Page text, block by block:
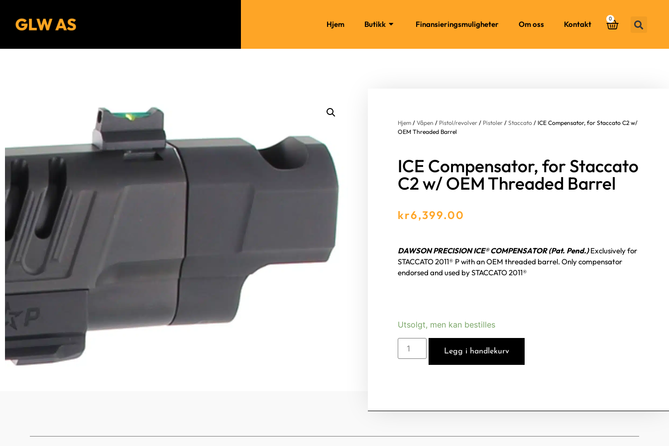
Hjem Butikk Finansieringsmuligheter Om oss Kontakt
0
Hjem /Våpen / Pistol/revolver / Pistoler /Staccato / ICE Compensator, for Staccato C2 w/
OEM Threaded Barrel
ICE Compensator, for Staccato
C2 w/ OEM Threaded Barrel
kr6,399.00
DAWSON PRECISION ICE® COMPENSATOR (Pat. Pend.)Exclusively for
STACCATO 2011® Pwith an OEM threaded barrel.Only compensator
endorsed and used by STACCATO 2011®
Utsolgt, men kan bestilles
Legg i handlekurv